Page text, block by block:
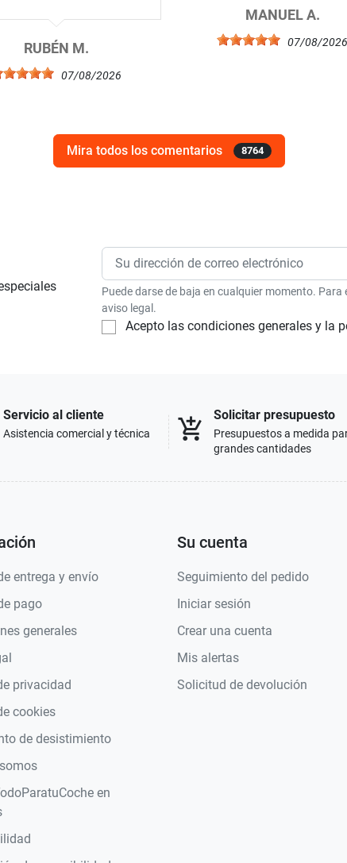
RUBÉN M.
07/08/2026
MANUEL A.
07/08/2026
Mira todos los comentarios 8764
Puede darse de baja en cualquier momento.
aviso legal.
Acepto las condiciones generales y la
Servicio al cliente
Asistencia comercial y técnica add_shopping_cart
Solicitar presupuesto
Presupuestos a medida
grandes cantidades
entrega y envío
pago
generales
privacidad
cookies
de desistimiento
en
Su cuenta
Seguimiento del pedido
Iniciar sesión
Crear una cuenta
Mis alertas
Solicitud de devolución